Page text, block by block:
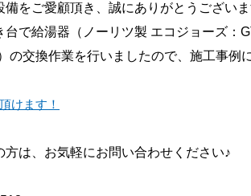
備をご愛顧頂き、誠にありがとうござい
台で給湯器（ノーリツ製 エコジョーズ：
の交換作業を行いましたので、施工事例
けます！
方は、お気軽にお問い合わせください♪